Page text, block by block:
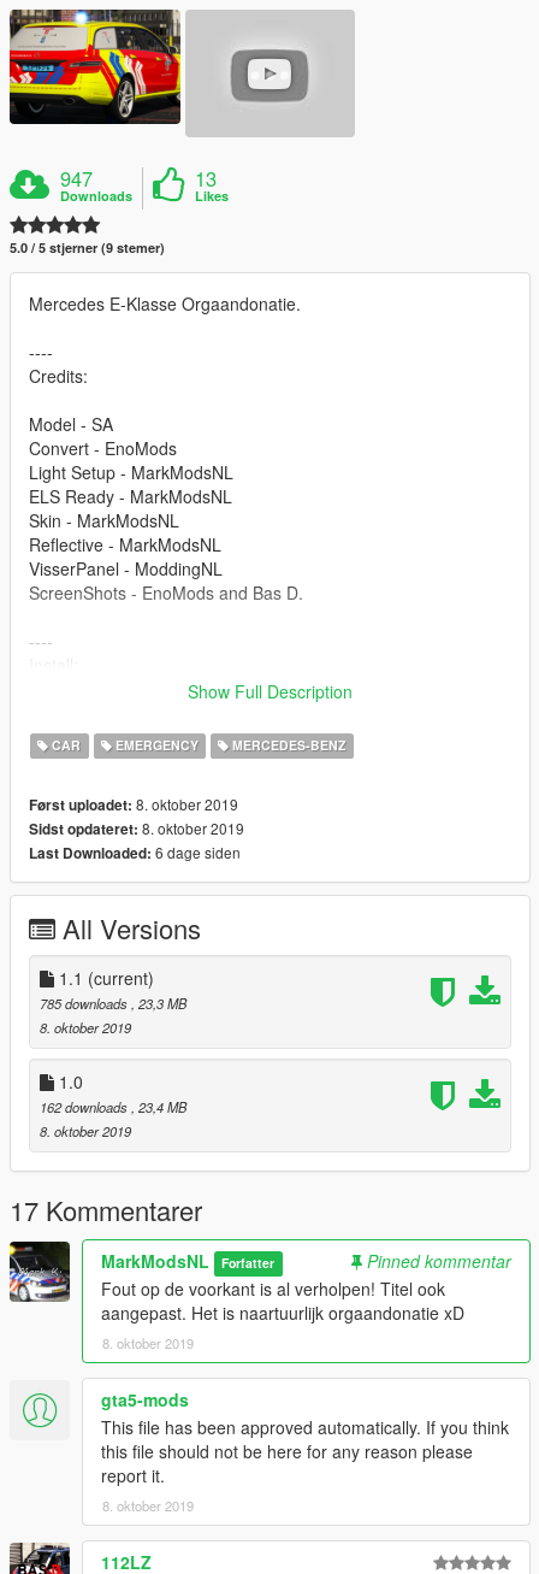
947
Downloads
13
Likes
5.0 / 5 stjerner (9 stemer)
Mercedes E-Klasse Orgaandonatie.
----
Credits:
Model - SA
Convert - EnoMods
Light Setup - MarkModsNL
ELS Ready - MarkModsNL
Skin - MarkModsNL
Reflective - MarkModsNL
VisserPanel - ModdingNL
ScreenShots - EnoMods and Bas D.
----
day/dlc.rpf/x64/levels/gta5/vehicles.rpf
'patchday12ng'
Where to install the ELS?
----
Discord:
MarkModsNL l Mark K.#5935
Discord Server:
https://discord.gg/5zcN7Cb
Show Full Description
CAR EMERGENCY MERCEDES-BENZ
Først uploadet: 8. oktober 2019
Sidst opdateret: 8. oktober 2019
Last Downloaded: 6 dage siden
All Versions
1.1 (current)
785 downloads, 23,3 MB
8. oktober 2019
1.0
162 downloads, 23,4 MB
8. oktober 2019
17 Kommentarer
MarkModsNL Forfatter
Pinned kommentar
Fout op de voorkant is al verholpen! Titel ook
aangepast. Het is naartuurlijk orgaandonatie xD
8. oktober 2019
gta5-mods
This file has been approved automatically. If you think
this file should not be here for any reason please
report it.
8. oktober 2019
112LZ